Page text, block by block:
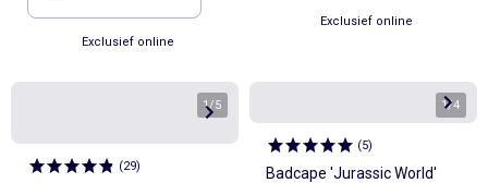
Exclusief online
Exclusief online
1/5
(29)
1/4
(5)
Badcape 'Jurassic World'